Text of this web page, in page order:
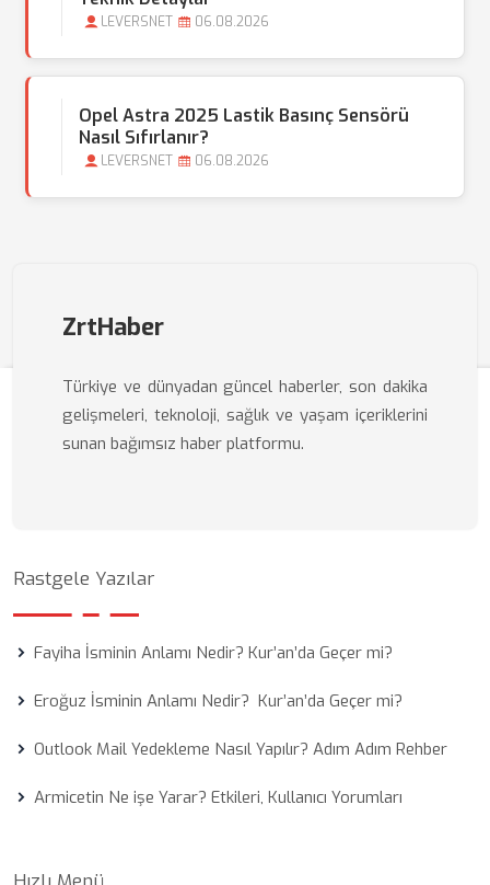
LEVERSNET 06.08.2026
Opel Astra 2025 Lastik Basınç Sensörü
Nasıl Sıfırlanır?
LEVERSNET 06.08.2026
ZrtHaber
Türkiye ve dünyadan güncel haberler, son dakika
gelişmeleri, teknoloji, sağlık ve yaşam içeriklerini
sunan bağımsız haber platformu.
Rastgele Yazılar
Fayiha İsminin Anlamı Nedir? Kur’an’da Geçer mi?
Eroğuz İsminin Anlamı Nedir? Kur’an’da Geçer mi?
Outlook Mail Yedekleme Nasıl Yapılır? Adım Adım Rehber
Armicetin Ne işe Yarar? Etkileri, Kullanıcı Yorumları